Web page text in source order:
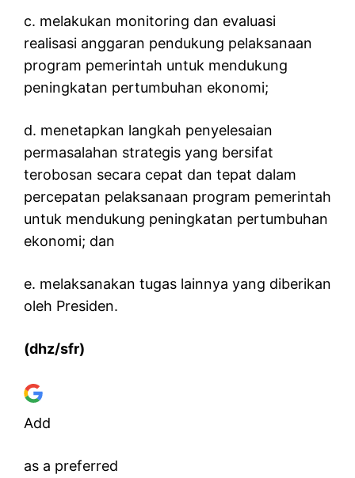
c. melakukan monitoring dan evaluasi
realisasi anggaran pendukung pelaksanaan
program pemerintah untuk mendukung
peningkatan pertumbuhan ekonomi;
d. menetapkan langkah penyelesaian
permasalahan strategis yang bersifat
terobosan secara cepat dan tepat dalam
percepatan pelaksanaan program pemerintah
untuk mendukung peningkatan pertumbuhan
ekonomi; dan
e. melaksanakan tugas lainnya yang diberikan
oleh Presiden.
(dhz/sfr)
Add
as a preferred